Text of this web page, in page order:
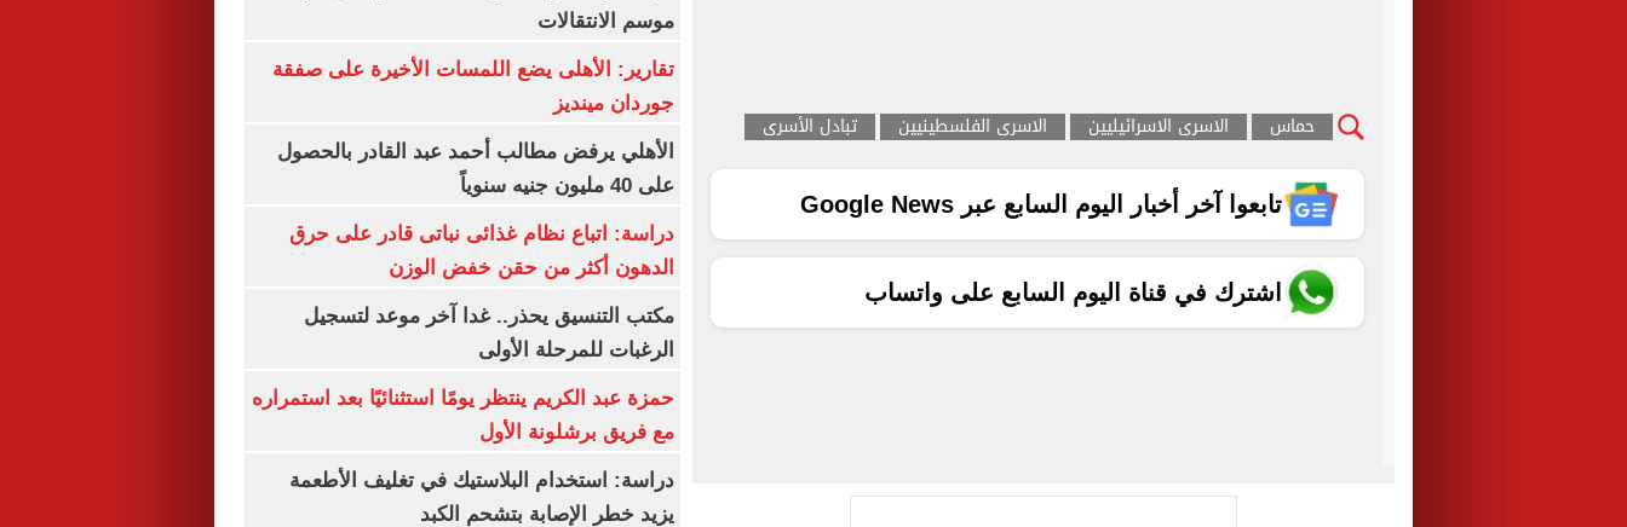
حماس الاسرى الاسرائيليين الاسرى الفلسطينيين تبادل الأسرى
تابعوا آخر أخبار اليوم السابع عبر Google News
اشترك في قناة اليوم السابع على واتساب
موسم الانتقالات
تقارير: الأهلى يضع اللمسات الأخيرة على صفقة
جوردان مينديز
الأهلي يرفض مطالب أحمد عبد القادر بالحصول
على 40 مليون جنيه سنوياً
دراسة: اتباع نظام غذائى نباتى قادر على حرق
الدهون أكثر من حقن خفض الوزن
مكتب التنسيق يحذر.. غدا آخر موعد لتسجيل
الرغبات للمرحلة الأولى
حمزة عبد الكريم ينتظر يومًا استثنائيًا بعد استمراره
مع فريق برشلونة الأول
دراسة: استخدام البلاستيك في تغليف الأطعمة
يزيد خطر الإصابة بتشحم الكبد